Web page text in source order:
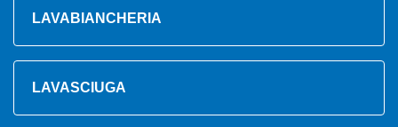
LAVABIANCHERIA
LAVASCIUGA